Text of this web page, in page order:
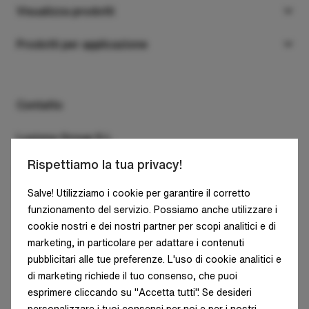
Rispettiamo la tua privacy!
Salve! Utilizziamo i cookie per garantire il corretto
funzionamento del servizio. Possiamo anche utilizzare i
cookie nostri e dei nostri partner per scopi analitici e di
marketing, in particolare per adattare i contenuti
pubblicitari alle tue preferenze. L'uso di cookie analitici e
di marketing richiede il tuo consenso, che puoi
esprimere cliccando su "Accetta tutti". Se desideri
Prodotti
Progetti
Visualizza prodotti
A sospensione
A incasso
A pavimento
Installazione su Palo
Prodotti per applicazione
Retail
Industria
Clean&Medical
Architettura e infrastrutture
Residenziale
Illuminazione stradale
Esterni
Fonoassorbente
Contatto
Luxiona Group S.L.
C/ Diputació, 180, 4A
08011 Barcelona
SPAIN - HQ
Tel: +34 938 466 909
E-mail: info@luxiona.com